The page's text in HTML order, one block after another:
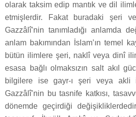
olarak taksim edip mantık ve dil
etmişlerdir. Fakat buradaki şeri ve
Gazzâlî’nin tanımladığı anlamda
anlam bakımından İslam’ın temel
bütün ilimlere şeri, naklî veya dinî
esasa bağlı olmaksızın salt akıl
bilgilere ise gayr-ı şeri veya akli
Gazzâlî’nin bu tasnife katkısı,
dönemde geçirdiği